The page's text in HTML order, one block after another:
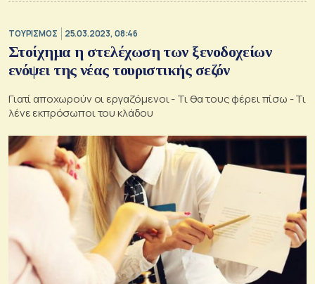
ΤΟΥΡΙΣΜΟΣ 25.03.2023, 08:46
Στοίχημα η στελέχωση των ξενοδοχείων
ενόψει της νέας τουριστικής σεζόν
Γιατί αποχωρούν οι εργαζόμενοι - Τι θα τους φέρει πίσω - Τι
λένε εκπρόσωποι του κλάδου